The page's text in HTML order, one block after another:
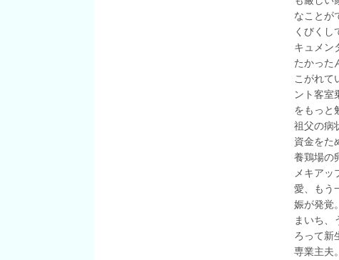
なことが
くびくし
キュメン
たかった
こがれて
ント客室
をもっと
祖父の病
資金をた
養鶏場の
メキアッ
愛、もう
娠が発覚
まいち、
ろって新
専業主夫